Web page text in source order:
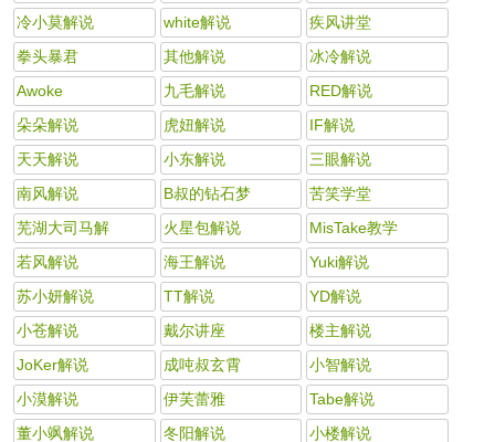
冷小莫解说
white解说
疾风讲堂
拳头暴君
其他解说
冰冷解说
Awoke
九毛解说
RED解说
朵朵解说
虎妞解说
IF解说
天天解说
小东解说
三眼解说
南风解说
B叔的钻石梦
苦笑学堂
芜湖大司马解
火星包解说
MisTake教学
若风解说
海王解说
Yuki解说
苏小妍解说
TT解说
YD解说
小苍解说
戴尔讲座
楼主解说
JoKer解说
成吨叔玄霄
小智解说
小漠解说
伊芙蕾雅
Tabe解说
董小飒解说
冬阳解说
小楼解说